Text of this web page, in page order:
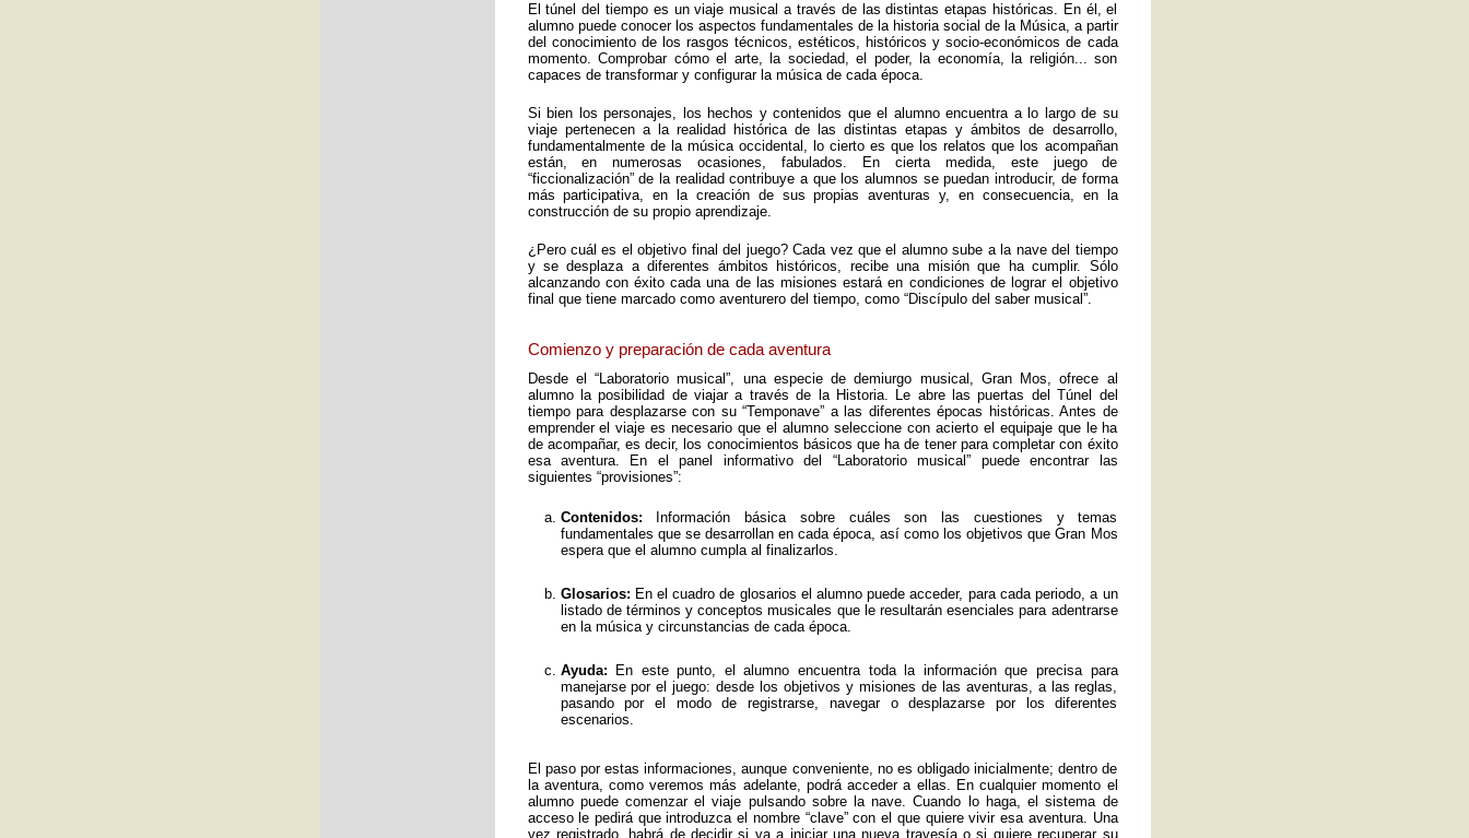
El túnel del tiempo es un viaje musical a través de las distintas etapas históricas. En él, el
alumno puede conocer los aspectos fundamentales de la historia social de la Música, a partir
del conocimiento de los rasgos técnicos, estéticos, históricos y socio-económicos de cada
momento. Comprobar cómo el arte, la sociedad, el poder, la economía, la religión... son
capaces de transformar y configurar la música de cada época.
Si bien los personajes, los hechos y contenidos que el alumno encuentra a lo largo de su
viaje pertenecen a la realidad histórica de las distintas etapas y ámbitos de desarrollo,
fundamentalmente de la música occidental, lo cierto es que los relatos que los acompañan
están, en numerosas ocasiones, fabulados. En cierta medida, este juego de
“ficcionalización” de la realidad contribuye a que los alumnos se puedan introducir, de forma
más participativa, en la creación de sus propias aventuras y, en consecuencia, en la
construcción de su propio aprendizaje.
¿Pero cuál es el objetivo final del juego? Cada vez que el alumno sube a la nave del tiempo
y se desplaza a diferentes ámbitos históricos, recibe una misión que ha cumplir. Sólo
alcanzando con éxito cada una de las misiones estará en condiciones de lograr el objetivo
final que tiene marcado como aventurero del tiempo, como “Discípulo del saber musical”.
Comienzo y preparación de cada aventura
Desde el “Laboratorio musical”, una especie de demiurgo musical, Gran Mos, ofrece al
alumno la posibilidad de viajar a través de la Historia. Le abre las puertas del Túnel del
tiempo para desplazarse con su “Temponave” a las diferentes épocas históricas. Antes de
emprender el viaje es necesario que el alumno seleccione con acierto el equipaje que le ha
de acompañar, es decir, los conocimientos básicos que ha de tener para completar con éxito
esa aventura. En el panel informativo del “Laboratorio musical” puede encontrar las
siguientes “provisiones”:
Contenidos: Información básica sobre cuáles son las cuestiones y temas
fundamentales que se desarrollan en cada época, así como los objetivos que Gran Mos
espera que el alumno cumpla al finalizarlos.
Glosarios: En el cuadro de glosarios el alumno puede acceder, para cada periodo, a un
listado de términos y conceptos musicales que le resultarán esenciales para adentrarse
en la música y circunstancias de cada época.
Ayuda: En este punto, el alumno encuentra toda la información que precisa para
manejarse por el juego: desde los objetivos y misiones de las aventuras, a las reglas,
pasando por el modo de registrarse, navegar o desplazarse por los diferentes
escenarios.
El paso por estas informaciones, aunque conveniente, no es obligado inicialmente; dentro de
la aventura, como veremos más adelante, podrá acceder a ellas. En cualquier momento el
alumno puede comenzar el viaje pulsando sobre la nave. Cuando lo haga, el sistema de
acceso le pedirá que introduzca el nombre “clave” con el que quiere vivir esa aventura. Una
vez registrado, habrá de decidir si va a iniciar una nueva travesía o si quiere recuperar su